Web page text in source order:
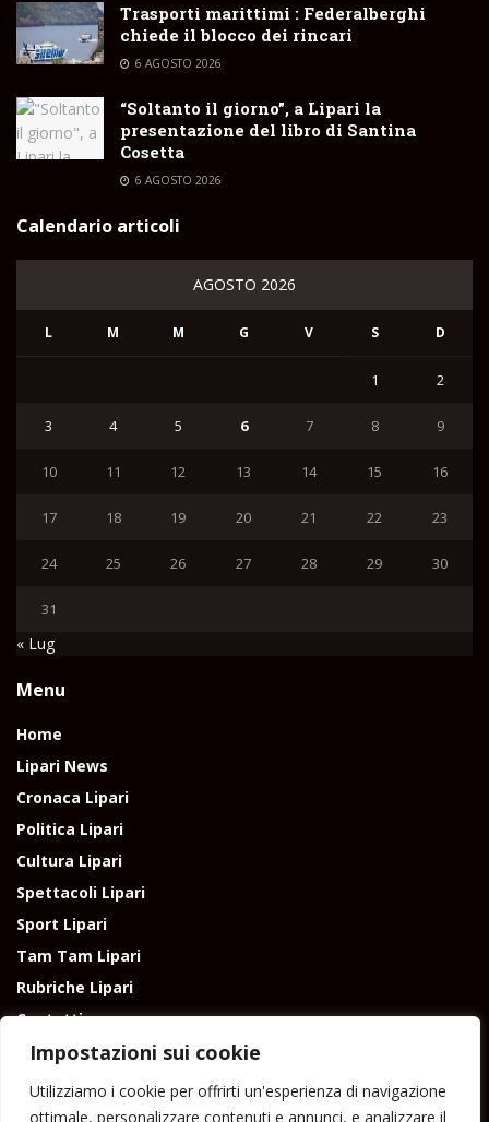
Impostazioni sui cookie
Utilizziamo i cookie per offrirti un'esperienza di navigazione
ottimale, personalizzare contenuti e annunci, e analizzare il
Trasporti marittimi : Federalberghi
chiede il blocco dei rincari
6 AGOSTO 2026
“Soltanto il giorno”, a Lipari la
presentazione del libro di Santina
Cosetta
6 AGOSTO 2026
Calendario articoli
AGOSTO 2026
L M M G V S D
1 2
3 4 5 6 7 8 9
10 11 12 13 14 15 16
17 18 19 20 21 22 23
24 25 26 27 28 29 30
31
« Lug
Menu
Home
Lipari News
Cronaca Lipari
Politica Lipari
Cultura Lipari
Spettacoli Lipari
Sport Lipari
Tam Tam Lipari
Rubriche Lipari
Contatti